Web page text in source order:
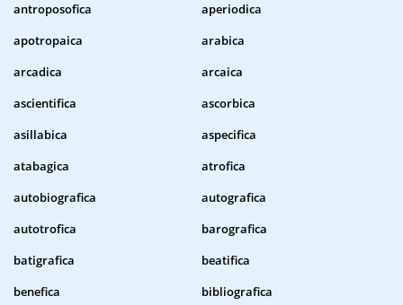
antroposofica
aperiodica
apotropaica
arabica
arcadica
arcaica
ascientifica
ascorbica
asillabica
aspecifica
atabagica
atrofica
autobiografica
autografica
autotrofica
barografica
batigrafica
beatifica
benefica
bibliografica